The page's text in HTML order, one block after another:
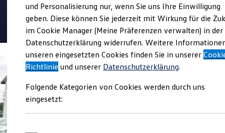
Kombis
Kompaktwagen
Sportwagen
Schnell verfügbare Fahrzeuge
Angebote und Produkte
Aktuelle Angebote
E-Auto-Förderung
Volkswagen Marktplatz
Junge Gebrauchtwagen und Gebrauchtwagen
Volkswagen Zertifizierte Gebrauchtwagen
Zubehör- und Serviceangebote
5 |413 Bewertungen
und Personalisierung nur, wenn Sie uns Ihre Einwilligung
geben. Diese können Sie jederzeit mit Wirkung für die
im Cookie Manager (Meine Präferenzen verwalten) in der
Datenschutzerklärung widerrufen. Weitere
unseren eingesetzten Cookies finden Sie in unserer
Richtlinie und unserer Datenschutzerklärung.
Folgende Kategorien von Cookies werden durch uns
eingesetzt: